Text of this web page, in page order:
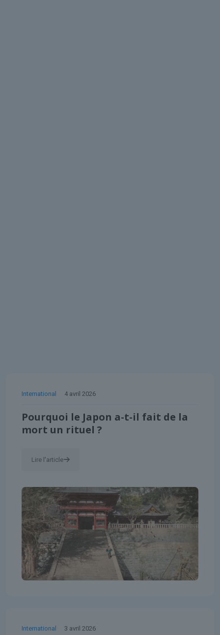
International 4 avril 2026
Pourquoi le Japon a-t-il fait de la
mort un rituel ?
Lire l'article
International 3 avril 2026